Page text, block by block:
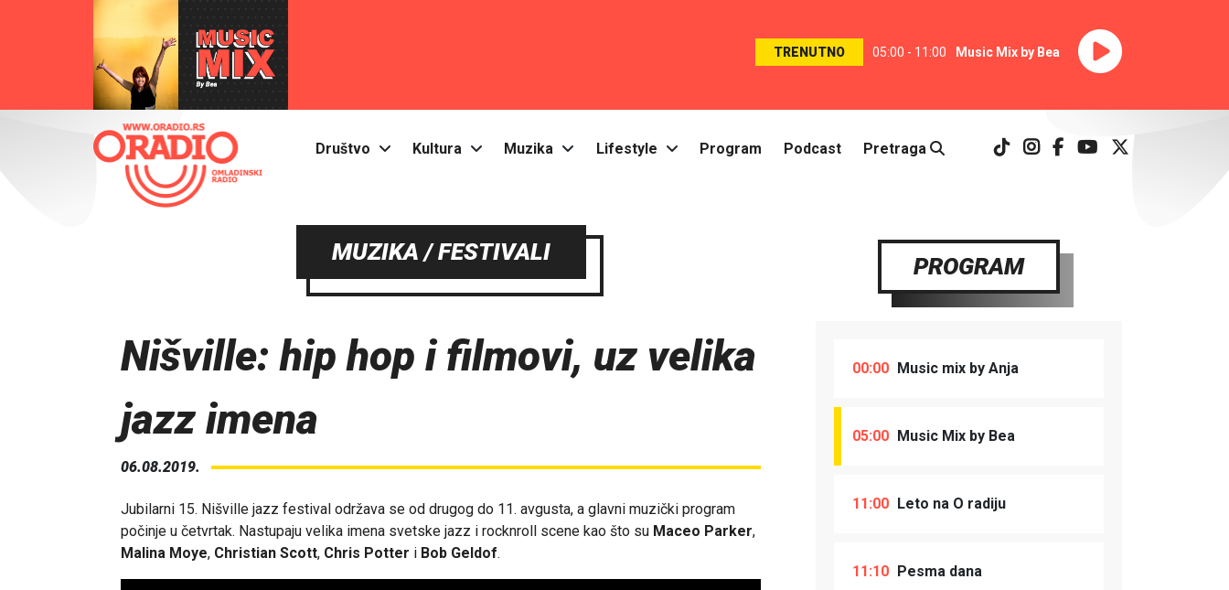
TRENUTNO 05:00 - 11:00 Music Mix by Bea
Društvo Kultura Muzika Lifestyle Program Podcast Pretraga
MUZIKA / FESTIVALI
Nišville: hip hop i filmovi, uz velika
jazz imena
06.08.2019.
Jubilarni 15. Nišville jazz festival održava se od drugog do 11. avgusta, a glavni muzički program
počinje u četvrtak. Nastupaju velika imena svetske jazz i rocknroll scene kao što su Maceo Parker,
Malina Moye, Christian Scott, Chris Potter i Bob Geldof.
PROGRAM
00:00 Music mix by Anja
05:00 Music Mix by Bea
11:00 Leto na O radiju
11:10 Pesma dana